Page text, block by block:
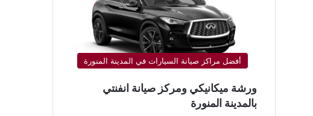
أفضل مراكز صيانة السيارات في المدينة المنورة
ورشة ميكانيكي ومركز صيانة انفنتي
بالمدينة المنورة